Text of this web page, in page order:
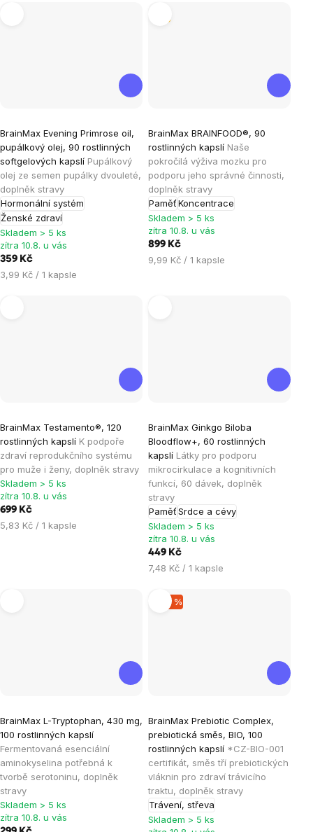
BrainMax Evening Primrose oil,
pupálkový olej, 90 rostlinných
softgelových kapslí Pupálkový
olej ze semen pupálky dvouleté,
doplněk stravy
Hormonální systém
Ženské zdraví
hodnocení
produktu
je
5,0
z
5
hvězdiček.
Skladem > 5 ks
zítra 10.8. u vás
359 Kč
Měrná
3,99 Kč / 1 kapsle
BrainMax BRAINFOOD®, 90
rostlinných kapslí Naše
pokročilá výživa mozku pro
podporu jeho správné činnosti,
doplněk stravy
PaměťKoncentrace
hodnocení
produktu
je
4,9
z
5
hvězdiček.
Skladem > 5 ks
zítra 10.8. u vás
899 Kč
Měrná
9,99 Kč / 1 kapsle
BrainMax Testamento®, 120
rostlinných kapslí K podpoře
zdraví reprodukčního systému
pro muže i ženy, doplněk stravy
hodnocení
produktu
je
4,8
z
Skladem > 5 ks
zítra 10.8. u vás
699 Kč
Měrná
5,83 Kč / 1 kapsle
BrainMax Ginkgo Biloba
Bloodflow+, 60 rostlinných
kapslí Látky pro podporu
mikrocirkulace a kognitivních
funkcí, 60 dávek, doplněk
stravy
PaměťSrdce a cévy
hodnocení
produktu
je
5,0
z
5
hvězdiček.
Skladem > 5 ks
zítra 10.8. u vás
449 Kč
Měrná
7,48 Kč / 1 kapsle
BrainMax L-Tryptophan, 430 mg,
100 rostlinných kapslí
Fermentovaná esenciální
aminokyselina potřebná k
tvorbě serotoninu, doplněk
stravy
hodnocení
produktu
je
5,0
z
5
hvězdiček.
Skladem > 5 ks
zítra 10.8. u vás
–20 %
BrainMax Prebiotic Complex,
prebiotická směs, BIO, 100
rostlinných kapslí *CZ-BIO-001
certifikát, směs tří prebiotických
vláknin pro zdraví trávicího
traktu, doplněk stravy
Trávení, střeva
hodnocení
produktu
je
5,0
z
5
hvězdiček.
Skladem > 5 ks